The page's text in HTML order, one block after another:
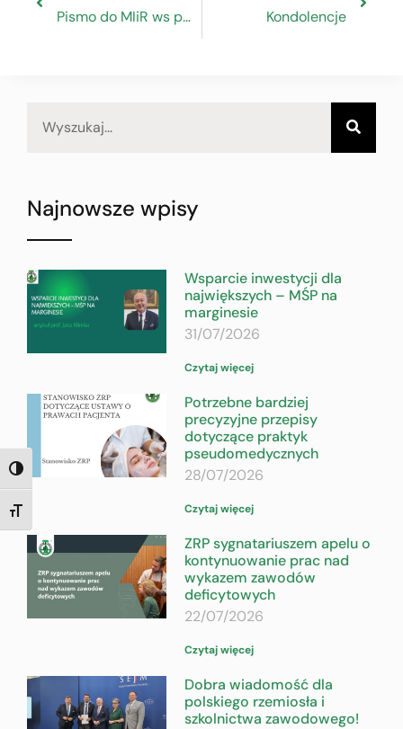
TOGGLE HIGH CONTRAST
TOGGLE FONT SIZE
Pismo do MIiR ws problemu przekształcenia użytkowania wieczystego gruntów zabudowanych na cele mieszkaniowe w prawo własności Kondolencje
Najnowsze wpisy
Wsparcie inwestycji dla
największych – MŚP na
marginesie
31/07/2026
Czytaj więcej
Potrzebne bardziej
precyzyjne przepisy
dotyczące praktyk
pseudomedycznych
28/07/2026
Czytaj więcej
ZRP sygnatariuszem apelu o
kontynuowanie prac nad
wykazem zawodów
deficytowych
22/07/2026
Czytaj więcej
Dobra wiadomość dla
polskiego rzemiosła i
szkolnictwa zawodowego!